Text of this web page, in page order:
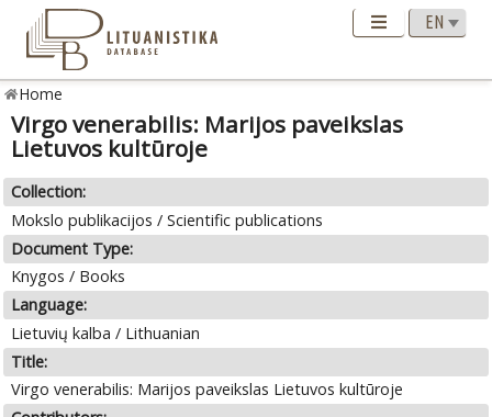
Home
Virgo venerabilis: Marijos paveikslas
Lietuvos kultūroje
Collection:
Mokslo publikacijos / Scientific publications
Document Type:
Knygos / Books
Language:
Lietuvių kalba / Lithuanian
Title:
Virgo venerabilis: Marijos paveikslas Lietuvos kultūroje